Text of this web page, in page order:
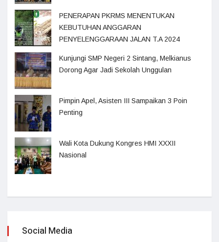
PENERAPAN PKRMS MENENTUKAN
KEBUTUHAN ANGGARAN
PENYELENGGARAAN JALAN T.A 2024
Kunjungi SMP Negeri 2 Sintang, Melkianus
Dorong Agar Jadi Sekolah Unggulan
Pimpin Apel, Asisten III Sampaikan 3 Poin
Penting
Wali Kota Dukung Kongres HMI XXXII
Nasional
Social Media